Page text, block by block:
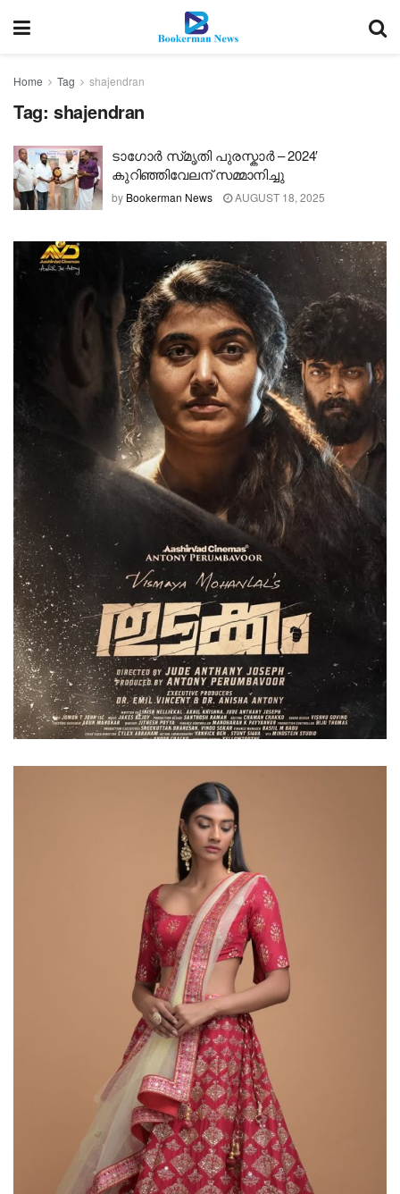
Home Tag shajendran
Tag: shajendran
ടാഗോർ സ്‌മൃതി പുരസ്കാർ – 2024′
കുറിഞ്ഞിവേലന് സമ്മാനിച്ചു
by Bookerman News AUGUST 18, 2025